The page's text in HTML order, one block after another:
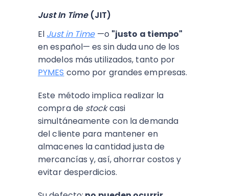
Just In Time(JIT)
El Just in Time—o "justo a tiempo"
en español— es sin duda uno de los
modelos más utilizados, tanto por
PYMES como por grandes empresas.
Este método implica realizar la
compra de stockcasi
simultáneamente con la demanda
del cliente para mantener en
almacenes la cantidad justa de
mercancías y, así, ahorrar costos y
evitar desperdicios.